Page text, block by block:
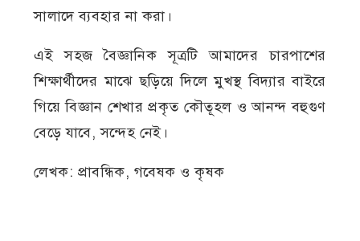
সালাদে ব্যবহার না করা।
এই সহজ বৈজ্ঞানিক সূত্রটি আমাদের চারপাশের
শিক্ষার্থীদের মাঝে ছড়িয়ে দিলে মুখস্থ বিদ্যার বাইরে
গিয়ে বিজ্ঞান শেখার প্রকৃত কৌতূহল ও আনন্দ বহুগুণ
বেড়ে যাবে, সন্দেহ নেই।
লেখক: প্রাবন্ধিক, গবেষক ও কৃষক